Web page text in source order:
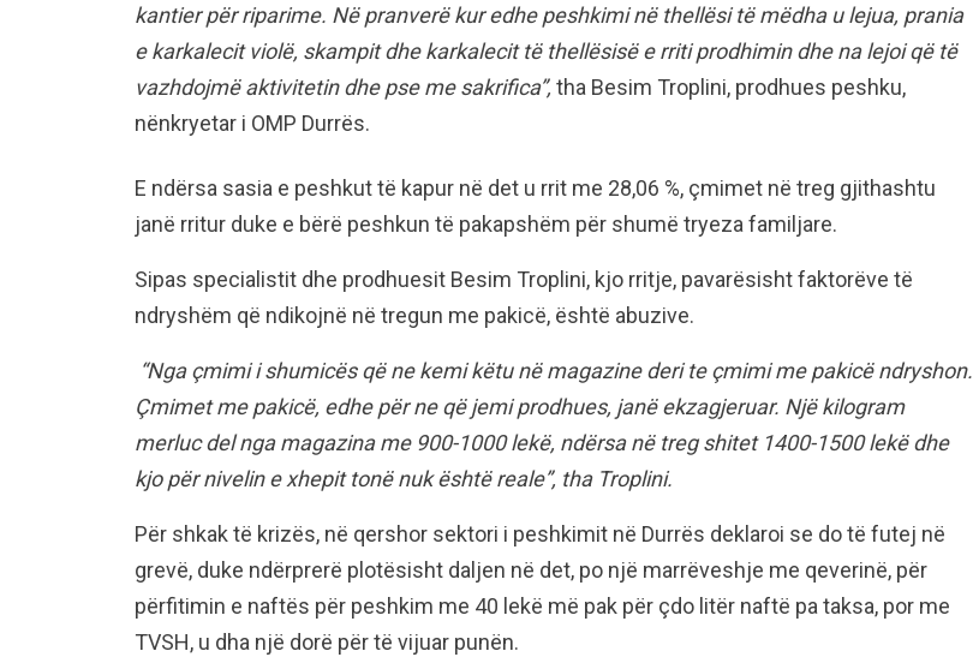
kantier për riparime. Në pranverë kur edhe peshkimi në thellësi të mëdha u lejua, prania
e karkalecit violë, skampit dhe karkalecit të thellësisë e rriti prodhimin dhe na lejoi që të
vazhdojmë aktivitetin dhe pse me sakrifica”, tha Besim Troplini, prodhues peshku,
nënkryetar i OMP Durrës.
E ndërsa sasia e peshkut të kapur në det u rrit me 28,06 %, çmimet në treg gjithashtu
janë rritur duke e bërë peshkun të pakapshëm për shumë tryeza familjare.
Sipas specialistit dhe prodhuesit Besim Troplini, kjo rritje, pavarësisht faktorëve të
ndryshëm që ndikojnë në tregun me pakicë, është abuzive.
“Nga çmimi i shumicës që ne kemi këtu në magazine deri te çmimi me pakicë ndryshon.
Çmimet me pakicë, edhe për ne që jemi prodhues, janë ekzagjeruar. Një kilogram
merluc del nga magazina me 900-1000 lekë, ndërsa në treg shitet 1400-1500 lekë dhe
kjo për nivelin e xhepit tonë nuk është reale”, tha Troplini.
Për shkak të krizës, në qershor sektori i peshkimit në Durrës deklaroi se do të futej në
grevë, duke ndërprerë plotësisht daljen në det, po një marrëveshje me qeverinë, për
përfitimin e naftës për peshkim me 40 lekë më pak për çdo litër naftë pa taksa, por me
TVSH, u dha një dorë për të vijuar punën.